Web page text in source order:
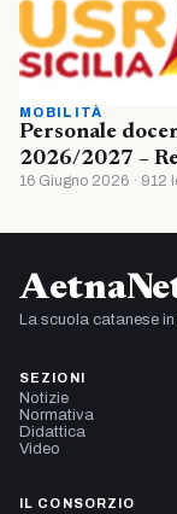
MOBILITÀ
Personale
2026/2027 –
16 Giugno 2026 · 912
La scuola catanese
SEZIONI
Notizie
Normativa
Didattica
Video
IL CONSORZIO